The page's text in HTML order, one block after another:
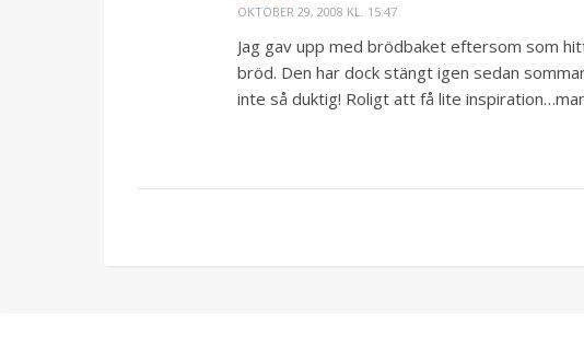
OKTOBER 29, 2008 KL. 15:47
Jag gav upp med brödbaket eftersom som
bröd. Den har dock stängt igen sedan
inte så duktig! Roligt att få lite